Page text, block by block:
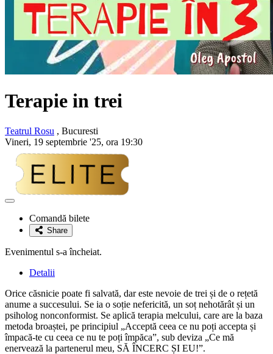
Terapie in trei
Teatrul Rosu , Bucuresti
Vineri, 19 septembrie '25, ora 19:30
Adaugă
favoriteComandă bilete
Share
Evenimentul s-a încheiat.
Detalii
Orice căsnicie poate fi salvată, dar este nevoie de trei și de o rețetă
anume a succesului. Se ia o soție nefericită, un soț nehotărât și un
psiholog nonconformist. Se aplică terapia melcului, care are la baza
metoda broaștei, pe principiul „Acceptă ceea ce nu poți accepta și
împacă-te cu ceea ce nu te poți împăca”, sub deviza „Ce mă
enervează la partenerul meu, SĂ ÎNCERC ȘI EU!”.